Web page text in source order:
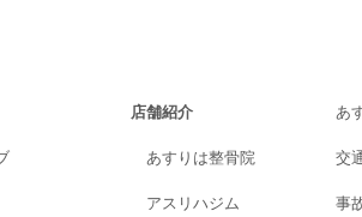
店舗紹介
あすりは整骨院
アスリハジム
あ
交
事